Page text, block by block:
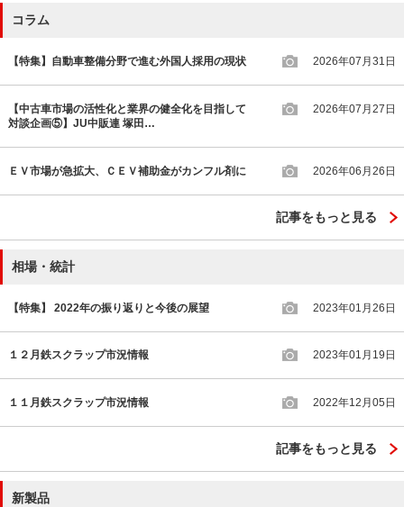
コラム
【特集】自動車整備分野で進む外国人採用の現状 2026年07月31日
【中古車市場の活性化と業界の健全化を目指して
対談企画⑤】JU中販連 塚田…
2026年07月27日
ＥＶ市場が急拡大、ＣＥＶ補助金がカンフル剤に 2026年06月26日
記事をもっと見る
相場・統計
【特集】 2022年の振り返りと今後の展望 2023年01月26日
１２月鉄スクラップ市況情報 2023年01月19日
１１月鉄スクラップ市況情報 2022年12月05日
記事をもっと見る
新製品